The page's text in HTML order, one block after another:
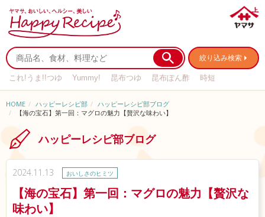
絞り込み検索
これ!うま!!つゆ Yummy! 昆布つゆ 昆布ぽん酢
時短
HOME
ハッピーレシピ部
ハッピーレシピ部ブログ
【海の宝石】第一回：マグロの魅力【贅沢な味わい】
ハッピーレシピ部ブログ
2024.11.13 おいしさのヒミツ
【海の宝石】第一回：マグロの魅力【贅沢な
味わい】